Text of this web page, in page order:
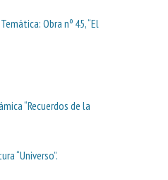
Obra nº 45, “El
“Recuerdos de la
“Universo”.